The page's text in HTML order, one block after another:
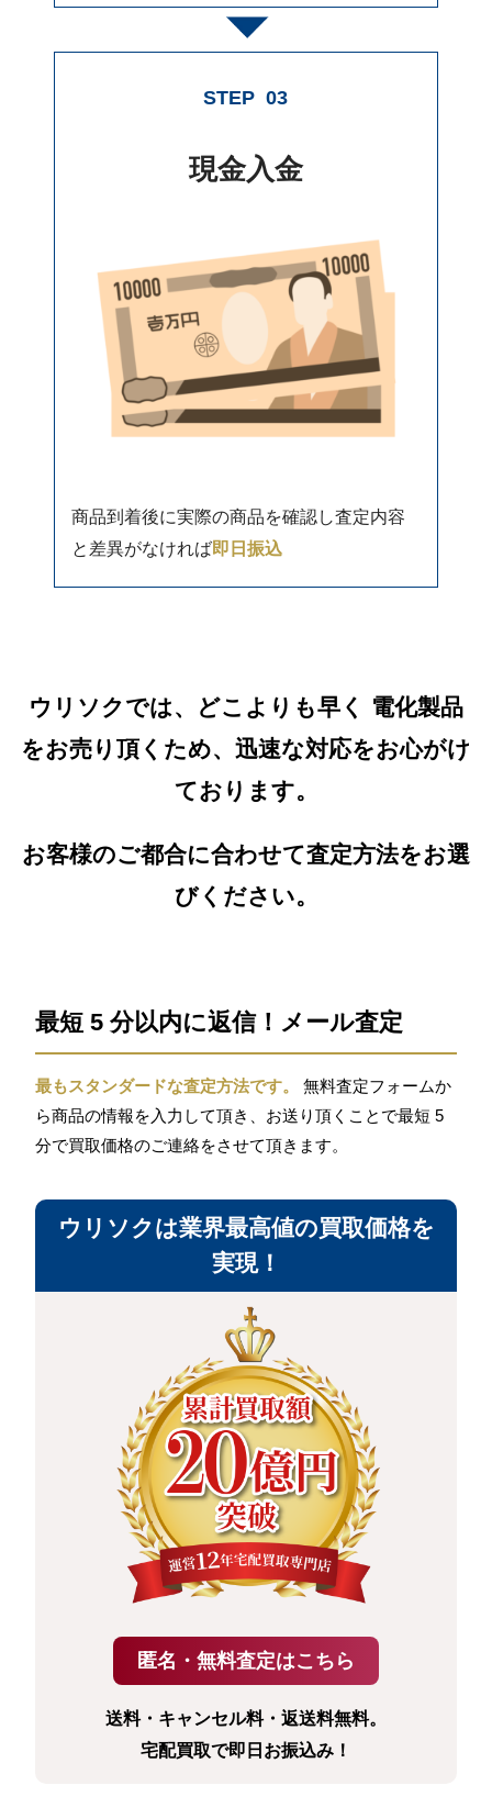
STEP 03
現金入金
商品到着後に実際の商品を確認し査定内容
と差異がなければ即日振込
ウリソクでは、どこよりも早く 電化製品
をお売り頂くため、迅速な対応をお心がけ
ております。
お客様のご都合に合わせて査定方法をお選
びください。
最短 5 分以内に返信！メール査定
最もスタンダードな査定方法です。
無料査定フォームか
ら商品の情報を入力して頂き、お送り頂くことで最短 5
分で買取価格のご連絡をさせて頂きます。
ウリソクは業界最高値の買取価格を
実現！
送料・キャンセル料・返送料無料。
宅配買取で即日お振込み！